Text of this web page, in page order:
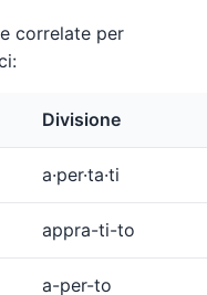
correlate per
Divisione
a·per·ta·ti
appra-ti-to
a-per-to